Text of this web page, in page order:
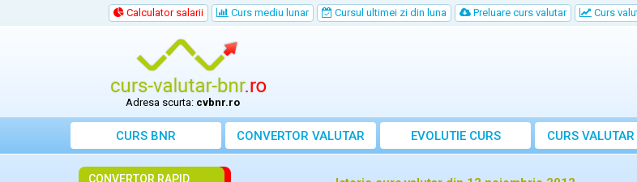
Calculator salarii Curs mediu lunar Cursul ultimei zi din luna Preluare curs valutar Curs
Adresa scurta: cvbnr.ro
CURS BNR CONVERTOR VALUTAR EVOLUTIE CURS CURS VALUTAR
CONVERTOR RAPID